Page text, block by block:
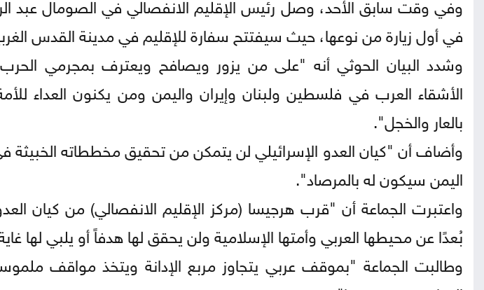
في أول زيارة من نوعها، حيث سيفتتح سفارة للإقليم في مدينة القدس
وشدد البيان الحوثي أنه "على من يزور ويصافح ويعترف بمجرمي الحرب
الأشقاء العرب في فلسطين ولبنان وإيران واليمن ومن يكنون العداء
بالعار والخجل".
وأضاف أن "كيان العدو الإسرائيلي لن يتمكن من تحقيق مخططاته الخبيثة
اليمن سيكون له بالمرصاد".
واعتبرت الجماعة أن "قرب هرجيسا (مركز الإقليم الانفصالي) من كيان
بُعدًا عن محيطها العربي وأمتها الإسلامية ولن يحقق لها هدفاً أو يلبي لها
وطالبت الجماعة "بموقف عربي يتجاوز مربع الإدانة ويتخذ مواقف